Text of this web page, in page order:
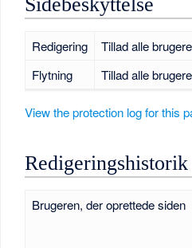
Redigering
Tillad alle
Flytning
Tillad alle
View the protection log for this
Redigeringshistorik
Brugeren, der oprettede siden